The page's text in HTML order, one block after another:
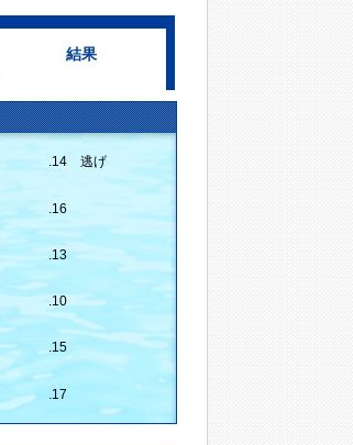
結果
.14 逃げ
.16
.13
.10
.15
.17